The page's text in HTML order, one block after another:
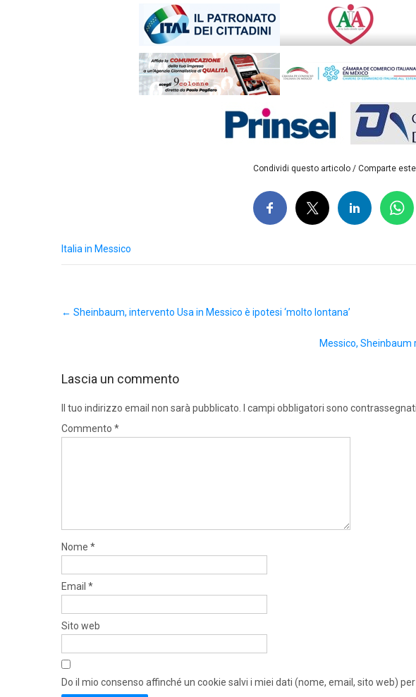
Condividi questo articolo / Comparte
Italia in Messico
navigation
← Sheinbaum, intervento Usa in Messico è ipotesi ‘molto lontana’
Messico,
Lascia un commento
Il tuo indirizzo email non sarà pubblicato. I campi obbligatori sono contrassegnati
Commento *
Nome *
Email *
Sito web
Do il mio consenso affinché un cookie salvi i miei dati (nome, email, sito web)